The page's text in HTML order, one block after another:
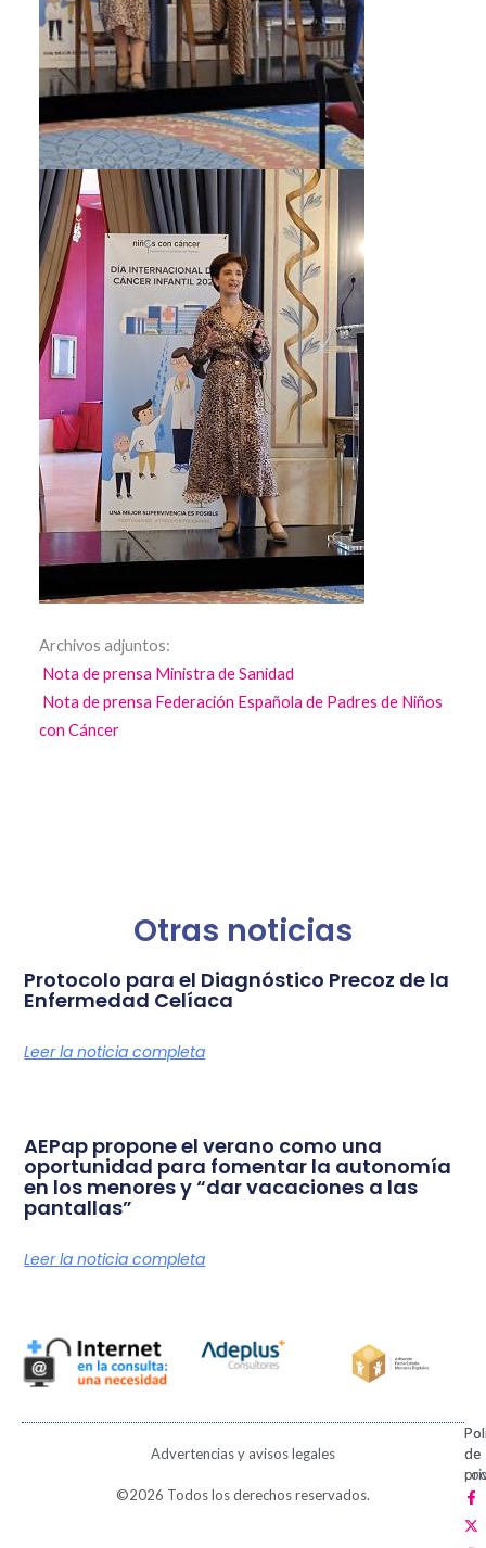
Archivos adjuntos:
Nota de prensa Ministra de Sanidad
Nota de prensa Federación Española de Padres de Niños
con Cáncer
Otras noticias
Protocolo para el Diagnóstico Precoz de la
Enfermedad Celíaca
Leer la noticia completa
AEPap propone el verano como una
oportunidad para fomentar la autonomía
en los menores y “dar vacaciones a las
pantallas”
Leer la noticia completa
Advertencias y avisos legales
de
de
©2026 Todos los derechos reservados.
F
a
c
e
X
-
t
w
I
n
s
t
V
i
m
e
P
i
n
t